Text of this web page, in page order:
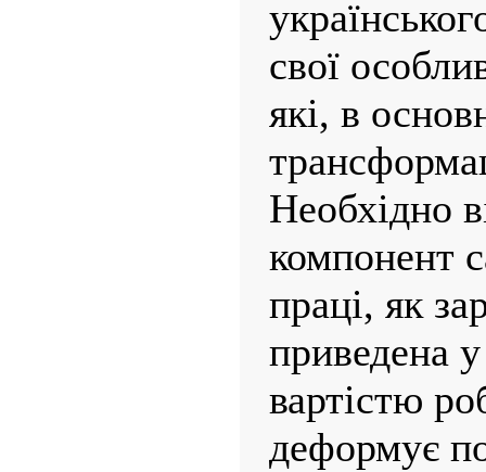
свої
які, в
Необхідно
компонент
праці, як
приведена у
вартістю
деформує